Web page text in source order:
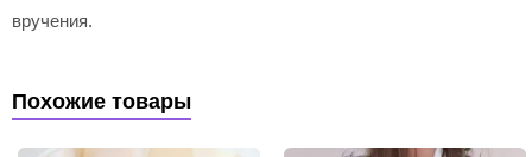
вручения.
Похожие товары